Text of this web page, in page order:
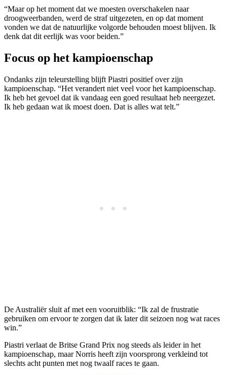
“Maar op het moment dat we moesten overschakelen naar
droogweerbanden, werd de straf uitgezeten, en op dat moment
vonden we dat de natuurlijke volgorde behouden moest blijven. Ik
denk dat dit eerlijk was voor beiden.”
Focus op het kampioenschap
Ondanks zijn teleurstelling blijft Piastri positief over zijn
kampioenschap. “Het verandert niet veel voor het kampioenschap.
Ik heb het gevoel dat ik vandaag een goed resultaat heb neergezet.
Ik heb gedaan wat ik moest doen. Dat is alles wat telt.”
De Australiër sluit af met een vooruitblik: “Ik zal de frustratie
gebruiken om ervoor te zorgen dat ik later dit seizoen nog wat races
win.”
Piastri verlaat de Britse Grand Prix nog steeds als leider in het
kampioenschap, maar Norris heeft zijn voorsprong verkleind tot
slechts acht punten met nog twaalf races te gaan.